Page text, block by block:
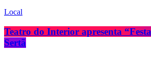
Local
Teatro do Interior apresenta
Sertã